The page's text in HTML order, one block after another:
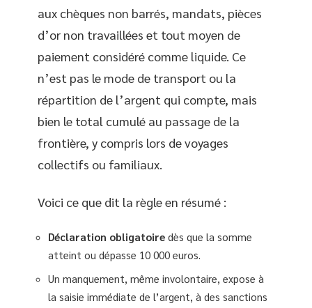
aux chèques non barrés, mandats, pièces
d’or non travaillées et tout moyen de
paiement considéré comme liquide. Ce
n’est pas le mode de transport ou la
répartition de l’argent qui compte, mais
bien le total cumulé au passage de la
frontière, y compris lors de voyages
collectifs ou familiaux.
Voici ce que dit la règle en résumé :
Déclaration obligatoire dès que la somme
atteint ou dépasse 10 000 euros.
Un manquement, même involontaire, expose à
la saisie immédiate de l’argent, à des sanctions